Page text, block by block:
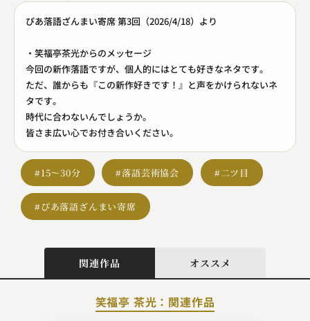
ぴあ落語ざんまい寄席 第3回（2026/4/18）より
・笑福亭茶光からのメッセージ
今回の新作落語ですが、個人的にはとても好きなネタです。
ただ、誰からも『この新作好きです！』と声をかけられないネ
タです。
時代に合わないんでしょうか。
皆さま広い心でお付き合いください。
#15～30分 #落語芸術協会 #二ツ目
#ぴあ落語ざんまい寄席
関連作品 オススメ
笑福亭 茶光：関連作品